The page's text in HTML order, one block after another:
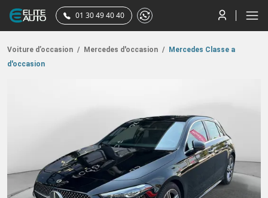
01 30 49 40 40
Voiture d’occasion / Mercedes d'occasion /
Mercedes Classe a
d'occasion